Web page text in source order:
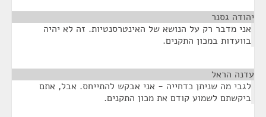
יהודה גסנר
אני מדבר רק על הנושא של האינטרסנטיות. זה לא יהיה
בוועדות במכון התקנים.
עדנה הראל
לגבי מה שניתן כדחייה - אני אבקש להתייחס. אבל, אתם
ביקשתם לשמוע קודם את מכון התקנים.